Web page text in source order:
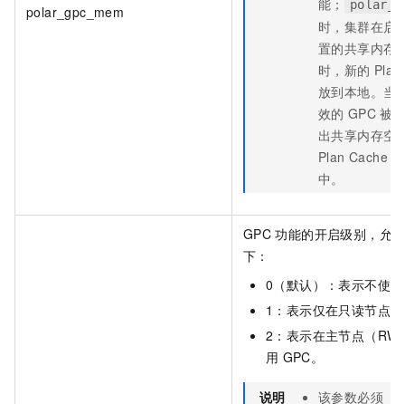
polar_gpc_mem
时，集群在启
置的共享内存
时，新的
放到本地。当
效的 GPC 被
出共享内存空
Plan Cache
中。
GPC 功能的开启级别，允
下：
0（默认）：表示不使用
1：表示仅在只读节点
2：表示在主节点（RW
用 GPC。
说明
该参数必须